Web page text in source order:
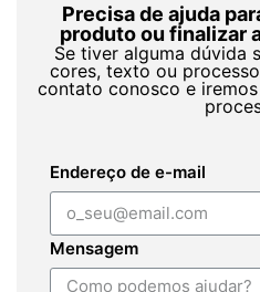
Precisa de ajuda
produto ou finalizar
Se tiver alguma dúvida
cores, texto ou
contato conosco e
Endereço de e-mail
Mensagem